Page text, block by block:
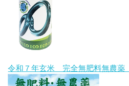
令和７年玄米 完全無肥料無農